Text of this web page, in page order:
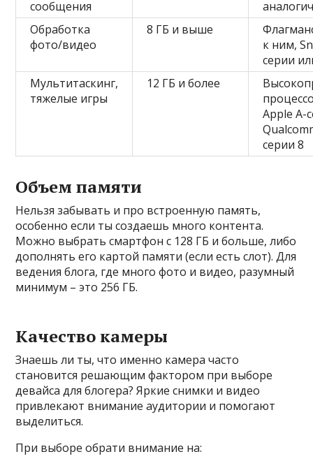
сообщения
Обработка
фото/видео
8 ГБ и выше
к ним,
серии
Мультитаскинг,
тяжелые игры
12 ГБ и более
Apple A-
серии 8
Объем памяти
Нельзя забывать и про встроенную память,
особенно если ты создаешь много контента.
Можно выбрать смартфон с 128 ГБ и больше, либо
дополнять его картой памяти (если есть слот). Для
ведения блога, где много фото и видео, разумный
минимум – это 256 ГБ.
Качество камеры
Знаешь ли ты, что именно камера часто
становится решающим фактором при выборе
девайса для блогера? Яркие снимки и видео
привлекают внимание аудитории и помогают
выделиться.
При выборе обрати внимание на: